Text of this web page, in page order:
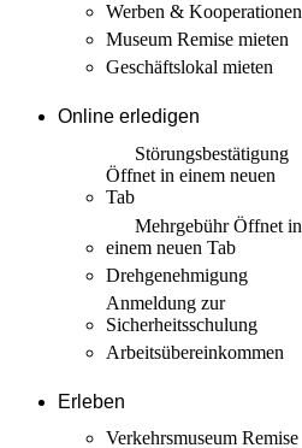
Werben & Kooperationen
Museum Remise mieten
Geschäftslokal mieten
Online erledigen
Störungs­bestätigung
Öffnet in einem neuen
Tab
MehrgebührÖffnet in
einem neuen Tab
Drehgenehmigung
Anmeldung zur
Sicherheits­schulung
Arbeits­übereinkommen
Erleben
Verkehrsmuseum Remise